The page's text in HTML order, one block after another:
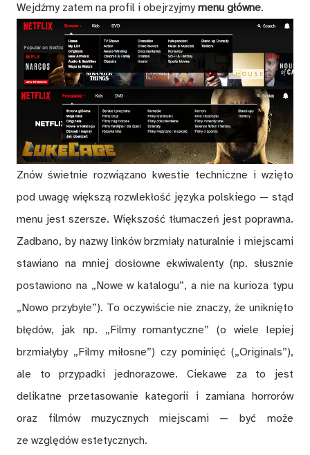
Wejdźmy zatem na profil i obejrzyjmy menu główne.
Znów świetnie rozwiązano kwestie techniczne i wzięto
pod uwagę większą rozwlekłość języka polskiego — stąd
menu jest szersze. Większość tłumaczeń jest poprawna.
Zadbano, by nazwy linków brzmiały naturalnie i miejscami
stawiano na mniej dosłowne ekwiwalenty (np. słusznie
postawiono na „Nowe w katalogu”, a nie na kurioza typu
„Nowo przybyłe”). To oczywiście nie znaczy, że uniknięto
błędów, jak np. „Filmy romantyczne” (o wiele lepiej
brzmiałyby „Filmy miłosne”) czy pominięć („Originals”),
ale to przypadki jednorazowe. Ciekawe za to jest
delikatne przetasowanie kategorii i zamiana horrorów
oraz filmów muzycznych miejscami — być może
ze względów estetycznych.